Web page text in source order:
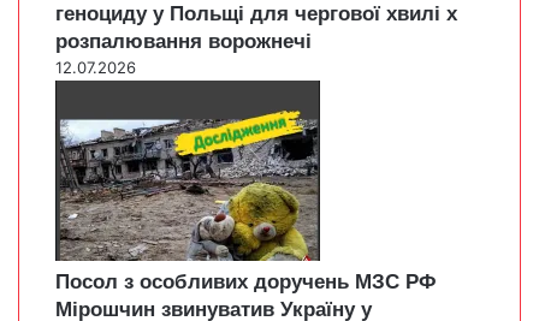
геноциду у Польщі для чергової хвилі х
розпалювання ворожнечі
12.07.2026
Посол з особливих доручень МЗС РФ
Мірошчин звинуватив Україну у